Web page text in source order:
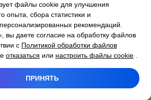
файлы cookie для улучшения
опыта, сбора статистики и
рекомендаций.
вы даете согласие на обработку файлов
с Политикой обработки файлов
отказаться или настроить файлы cookie
ПРИНЯТЬ